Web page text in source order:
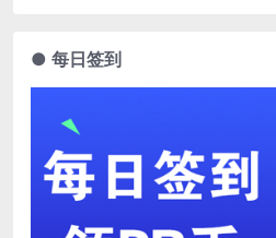
● 每日签到